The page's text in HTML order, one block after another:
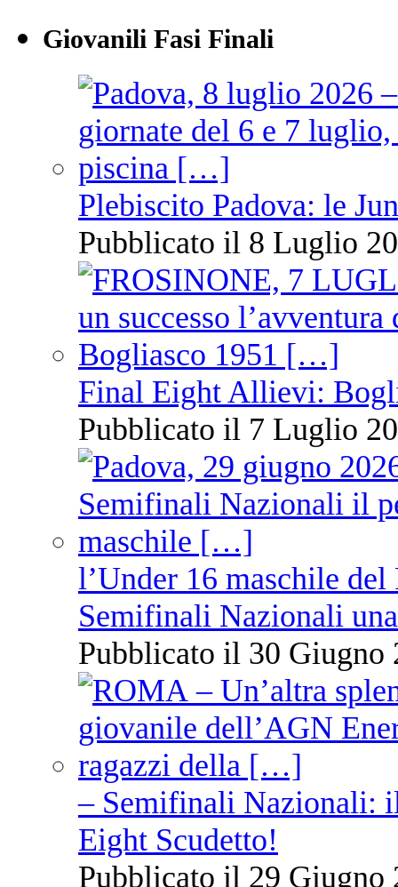
Giovanili Fasi Finali
Plebiscito Padova: le
Pubblicato il 8 Luglio
Final Eight Allievi:
Pubblicato il 7 Luglio
l’Under 16 maschile
Semifinali Nazionali
Pubblicato il 30 Giugno
– Semifinali Nazionali:
Eight Scudetto!
Pubblicato il 29 Giugno